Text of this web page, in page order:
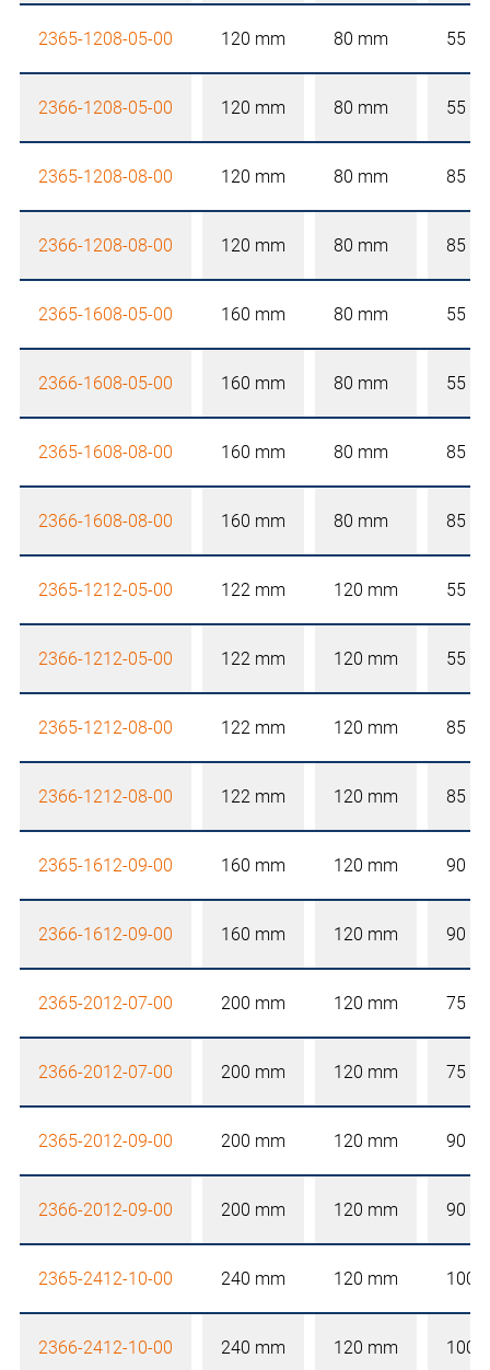
2365-1208-05-00 120 mm 80 mm 55
2366-1208-05-00 120 mm 80 mm 55
2365-1208-08-00 120 mm 80 mm 85
2366-1208-08-00 120 mm 80 mm 85
2365-1608-05-00 160 mm 80 mm 55
2366-1608-05-00 160 mm 80 mm 55
2365-1608-08-00 160 mm 80 mm 85
2366-1608-08-00 160 mm 80 mm 85
2365-1212-05-00 122 mm 120 mm 55
2366-1212-05-00 122 mm 120 mm 55
2365-1212-08-00 122 mm 120 mm 85
2366-1212-08-00 122 mm 120 mm 85
2365-1612-09-00 160 mm 120 mm 90
2366-1612-09-00 160 mm 120 mm 90
2365-2012-07-00 200 mm 120 mm 75
2366-2012-07-00 200 mm 120 mm 75
2365-2012-09-00 200 mm 120 mm 90
2366-2012-09-00 200 mm 120 mm 90
2365-2412-10-00 240 mm 120 mm 100
2366-2412-10-00 240 mm 120 mm 100